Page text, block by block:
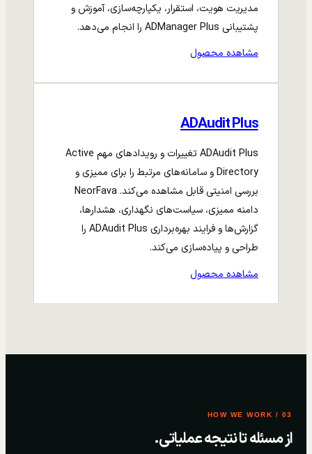
مدیریت هویت، استقرار، یکپارچه‌سازی، آموزش و
پشتیبانی ADManager Plus را انجام می‌دهد.
مشاهده محصول
ADAudit Plus
ADAudit Plus تغییرات و رویدادهای مهم Active
Directory و سامانه‌های مرتبط را برای ممیزی و
بررسی امنیتی قابل مشاهده می‌کند. NeorFava
دامنه ممیزی، سیاست‌های نگهداری، هشدارها،
گزارش‌ها و فرایند بهره‌برداری ADAudit Plus را
طراحی و پیاده‌سازی می‌کند.
مشاهده محصول
03 / HOW WE WORK
از مسئله تا نتیجه عملیاتی.